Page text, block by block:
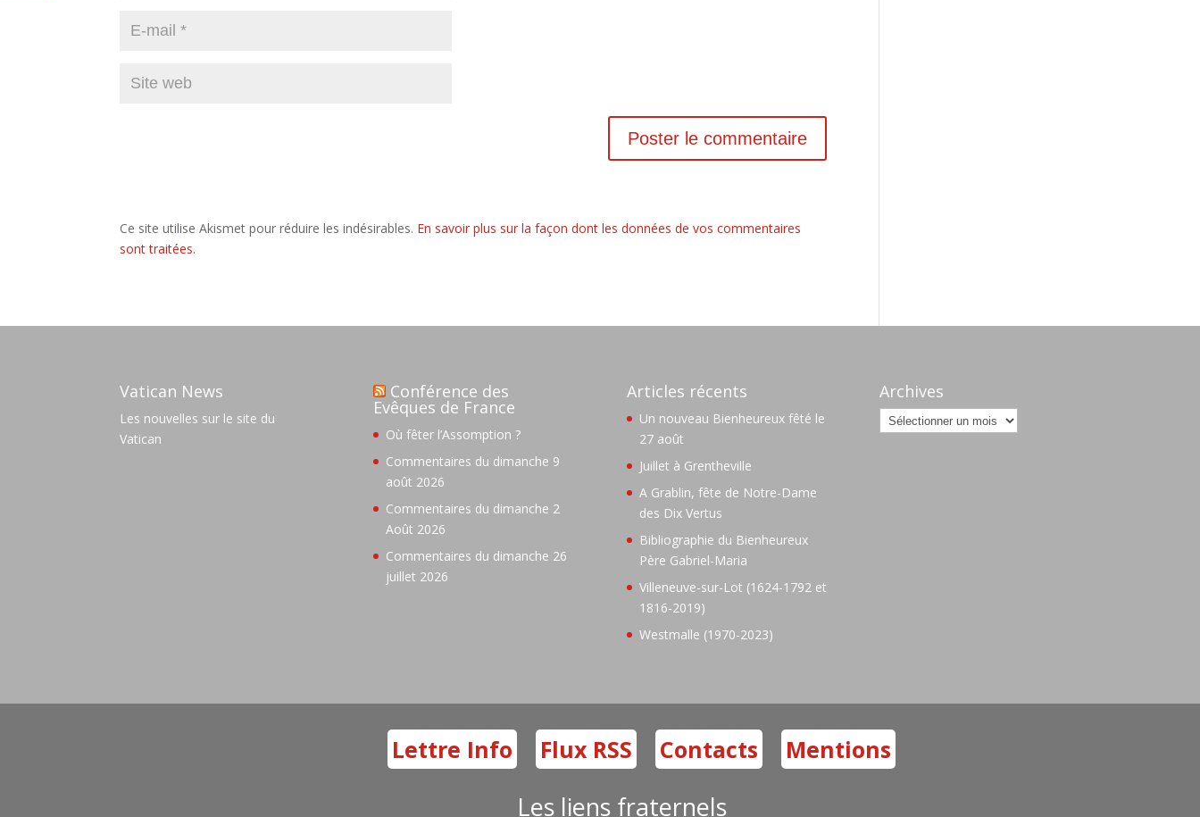
Ce site utilise Akismet pour réduire les indésirables. En savoir plus sur la façon dont les données de vos commentaires
sont traitées.
Vatican News
Les nouvelles sur le site du
Vatican
Conférence des
Evêques de France
Où fêter l’Assomption ?
Commentaires du dimanche 9
août 2026
Commentaires du dimanche 2
Août 2026
Commentaires du dimanche 26
juillet 2026
Articles récents
Un nouveau Bienheureux fêté le
27 août
Juillet à Grentheville
A Grablin, fête de Notre-Dame
des Dix Vertus
Bibliographie du Bienheureux
Père Gabriel-Maria
Villeneuve-sur-Lot (1624-1792 et
1816-2019)
Westmalle (1970-2023)
Archives
Archives
Lettre Info Flux RSS Contacts Mentions
Les liens fraternels